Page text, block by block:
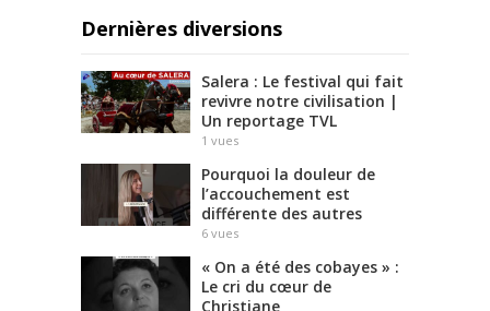
Dernières diversions
Salera : Le festival qui fait
revivre notre civilisation |
Un reportage TVL
1 vues
Pourquoi la douleur de
l’accouchement est
différente des autres
6 vues
« On a été des cobayes » :
Le cri du cœur de
Christiane